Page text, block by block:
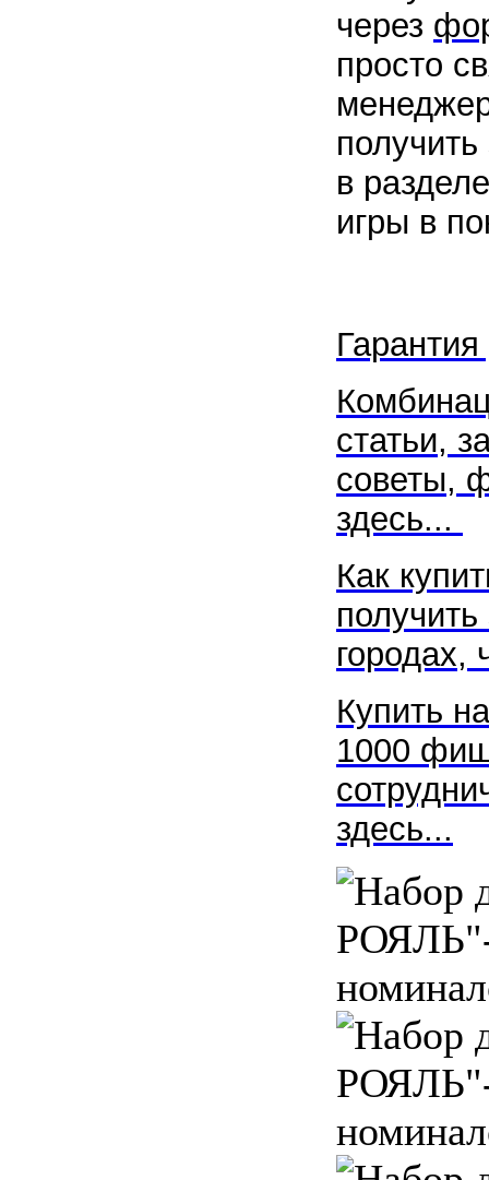
через
просто
в
игры в
статьи,
советы,
здесь...
Как
получить
городах,
Купить
1000
здесь...